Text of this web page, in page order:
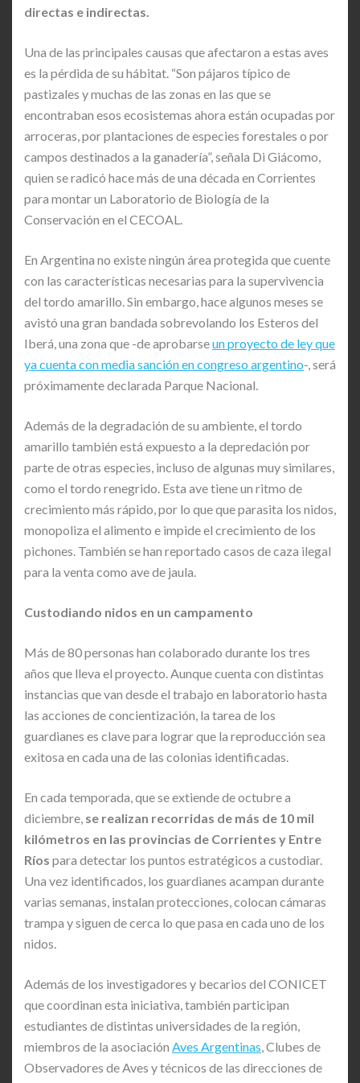
directas e indirectas.
Una de las principales causas que afectaron a estas aves
es la pérdida de su hábitat. “Son pájaros típico de
pastizales y muchas de las zonas en las que se
encontraban esos ecosistemas ahora están ocupadas por
arroceras, por plantaciones de especies forestales o por
campos destinados a la ganadería”, señala Di Giácomo,
quien se radicó hace más de una década en Corrientes
para montar un Laboratorio de Biología de la
Conservación en el CECOAL.
En Argentina no existe ningún área protegida que cuente
con las características necesarias para la supervivencia
del tordo amarillo. Sin embargo, hace algunos meses se
avistó una gran bandada sobrevolando los Esteros del
Iberá, una zona que -de aprobarseun proyecto de ley que
ya cuenta con media sanción en congreso argentino-, será
próximamente declarada Parque Nacional.
Además de la degradación de su ambiente, el tordo
amarillo también está expuesto a la depredación por
parte de otras especies, incluso de algunas muy similares,
como el tordo renegrido. Esta ave tiene un ritmo de
crecimiento más rápido, por lo que que parasita los nidos,
monopoliza el alimento e impide el crecimiento de los
pichones. También se han reportado casos de caza ilegal
para la venta como ave de jaula.
Custodiando nidos en un campamento
Más de 80 personas han colaborado durante los tres
años que lleva el proyecto. Aunque cuenta con distintas
instancias que van desde el trabajo en laboratorio hasta
las acciones de concientización, la tarea de los
guardianes es clave para lograr que la reproducción sea
exitosa en cada una de las colonias identificadas.
En cada temporada, que se extiende de octubre a
diciembre, se realizan recorridas de más de 10 mil
kilómetros en las provincias de Corrientes y Entre
Ríos para detectar los puntos estratégicos a custodiar.
Una vez identificados, los guardianes acampan durante
varias semanas, instalan protecciones, colocan cámaras
trampa y siguen de cerca lo que pasa en cada uno de los
nidos.
Además de los investigadores y becarios del CONICET
que coordinan esta iniciativa, también participan
estudiantes de distintas universidades de la región,
miembros de la asociación Aves Argentinas, Clubes de
Observadores de Aves y técnicos de las direcciones de